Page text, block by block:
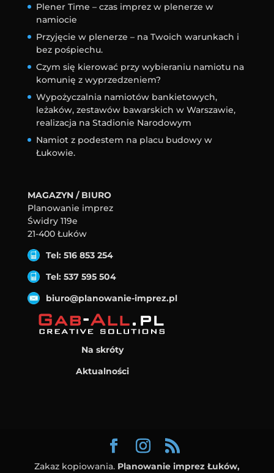
Plener Time – czas imprez w plenerze w
namiocie
Przyjęcie w plenerze – na Twoich warunkach i
bez pośpiechu.
Czym się kierować przy wybieraniu namiotu na
komunię z wyprzedzeniem?
Wypożyczalnia namiotów bankietowych,
leżaków, zestawów bawarskich w Warszawie,
realizacja na Stadionie Narodowym
Namiot z podestem na placu budowy w
Łukowie.
MAGAZYN / BIURO
Planowanie imprez
Świdry 119e
21-400 Łuków
Tel: 516 853 254
Tel: 537 595 504
biuro@planowanie-imprez.pl
Na skróty
Aktualności
Zakaz kopiowania. Planowanie imprez Łuków,